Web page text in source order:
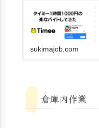
sukimajob.com
倉庫内作業